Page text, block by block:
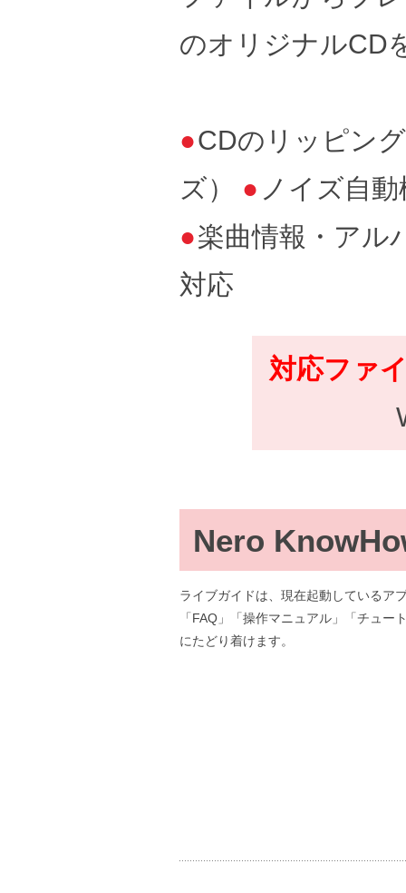
のオリジナルCD
●CDのリッピン
ズ） ● ノイズ自
●楽曲情報・アル
対応
対応ファ
Nero
ライブガイドは、現在起動しているア
「FAQ」「操作マニュアル」「チュー
にたどり着けます。